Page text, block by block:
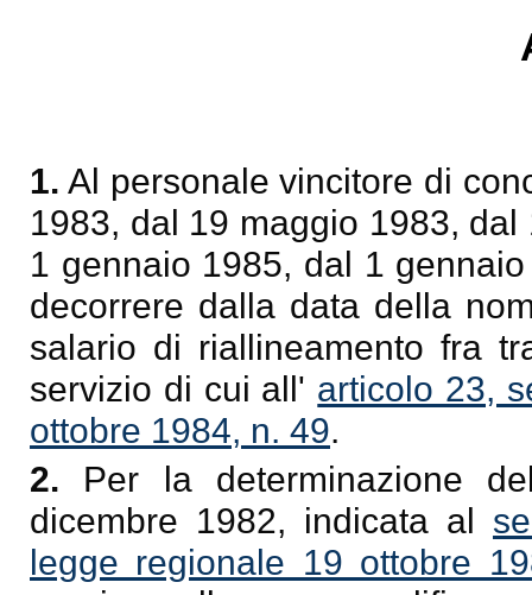
1. Al personale vincitore di
1983, dal 19 maggio 1983,
1 gennaio 1985, dal 1
decorrere dalla data della
salario di riallineamento fra
servizio di cui all' articolo 23,
ottobre 1984, n. 49.
2. Per la determinazione
dicembre 1982, indicata al
legge regionale 19 ottobre